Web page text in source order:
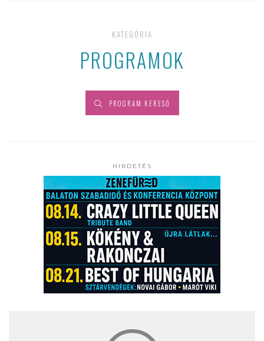
KATEGÓRIA
PROGRAMOK
PROGRAM KERESŐ
HIRDETÉS